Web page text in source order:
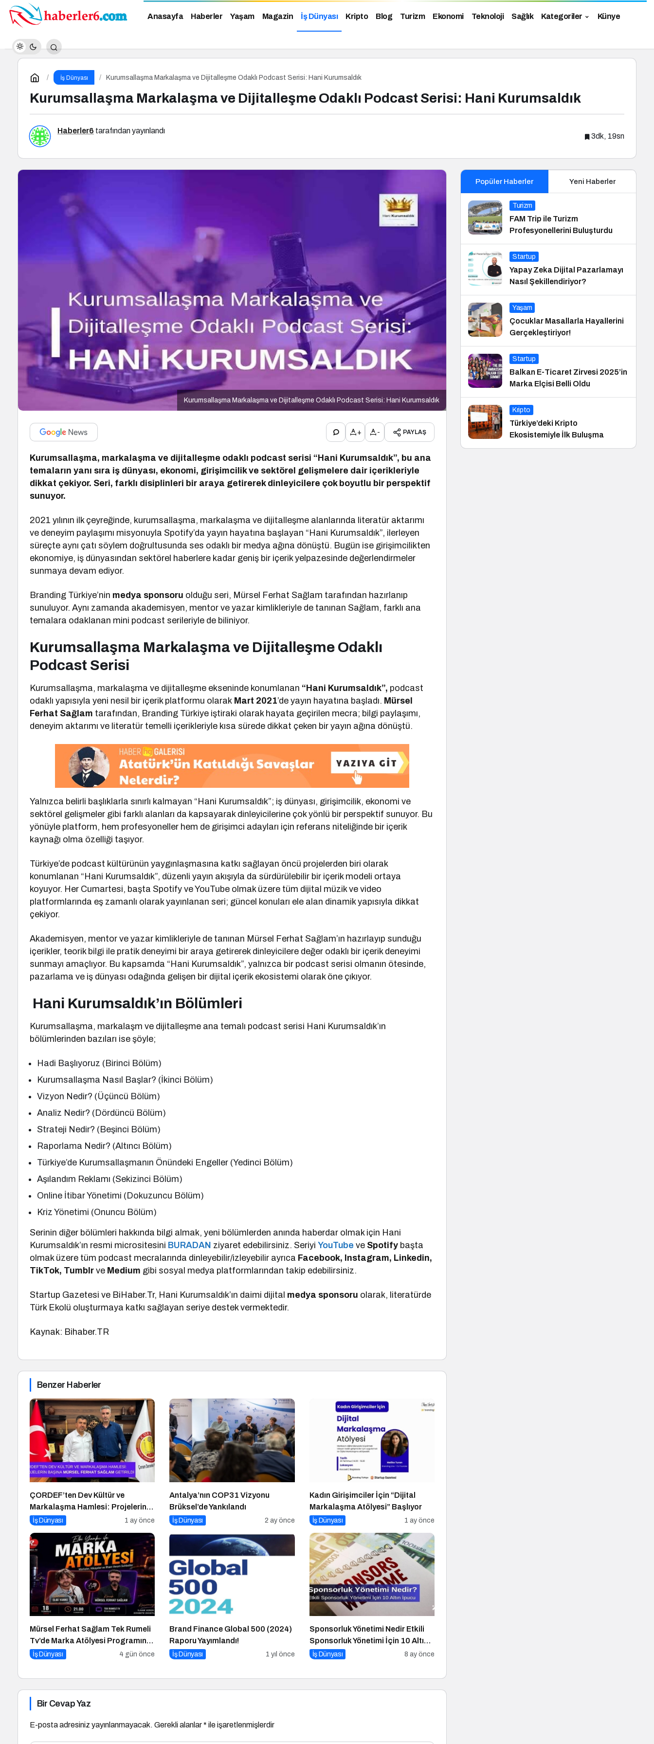
Anasayfa Haberler Yaşam Magazin İş Dünyası Kripto Blog Turizm Ekonomi Teknoloji Sağlık Kategoriler Künye
İş Dünyası Kurumsallaşma Markalaşma ve Dijitalleşme Odaklı Podcast Serisi: Hani Kurumsaldık
Kurumsallaşma Markalaşma ve Dijitalleşme Odaklı Podcast Serisi: Hani Kurumsaldık
Haberler6 tarafından yayınlandı
3dk, 19sn
Kurumsallaşma Markalaşma ve Dijitalleşme Odaklı Podcast Serisi: Hani Kurumsaldık
+ - PAYLAŞ
Kurumsallaşma, markalaşma ve dijitalleşme odaklı podcast serisi “Hani Kurumsaldık”, bu ana
temaların yanı sıra iş dünyası, ekonomi, girişimcilik ve sektörel gelişmelere dair içerikleriyle
dikkat çekiyor. Seri, farklı disiplinleri bir araya getirerek dinleyicilere çok boyutlu bir perspektif
sunuyor.
2021 yılının ilk çeyreğinde, kurumsallaşma, markalaşma ve dijitalleşme alanlarında literatür aktarımı
ve deneyim paylaşımı misyonuyla Spotify’da yayın hayatına başlayan “Hani Kurumsaldık”, ilerleyen
süreçte aynı çatı söylem doğrultusunda ses odaklı bir medya ağına dönüştü. Bugün ise girişimcilikten
ekonomiye, iş dünyasından sektörel haberlere kadar geniş bir içerik yelpazesinde değerlendirmeler
sunmaya devam ediyor.
Branding Türkiye’nin medya sponsoru olduğu seri, Mürsel Ferhat Sağlam tarafından hazırlanıp
sunuluyor. Aynı zamanda akademisyen, mentor ve yazar kimlikleriyle de tanınan Sağlam, farklı ana
temalara odaklanan mini podcast serileriyle de biliniyor.
Kurumsallaşma Markalaşma ve Dijitalleşme Odaklı
Podcast Serisi
Kurumsallaşma, markalaşma ve dijitalleşme ekseninde konumlanan “Hani Kurumsaldık”, podcast
odaklı yapısıyla yeni nesil bir içerik platformu olarak Mart 2021’de yayın hayatına başladı. Mürsel
Ferhat Sağlam tarafından, Branding Türkiye iştiraki olarak hayata geçirilen mecra; bilgi paylaşımı,
deneyim aktarımı ve literatür temelli içerikleriyle kısa sürede dikkat çeken bir yayın ağına dönüştü.
Yalnızca belirli başlıklarla sınırlı kalmayan “Hani Kurumsaldık”; iş dünyası, girişimcilik, ekonomi ve
sektörel gelişmeler gibi farklı alanları da kapsayarak dinleyicilerine çok yönlü bir perspektif sunuyor. Bu
yönüyle platform, hem profesyoneller hem de girişimci adayları için referans niteliğinde bir içerik
kaynağı olma özelliği taşıyor.
Türkiye’de podcast kültürünün yaygınlaşmasına katkı sağlayan öncü projelerden biri olarak
konumlanan “Hani Kurumsaldık”, düzenli yayın akışıyla da sürdürülebilir bir içerik modeli ortaya
koyuyor. Her Cumartesi, başta Spotify ve YouTube olmak üzere tüm dijital müzik ve video
platformlarında eş zamanlı olarak yayınlanan seri; güncel konuları ele alan dinamik yapısıyla dikkat
çekiyor.
Akademisyen, mentor ve yazar kimlikleriyle de tanınan Mürsel Ferhat Sağlam’ın hazırlayıp sunduğu
içerikler, teorik bilgi ile pratik deneyimi bir araya getirerek dinleyicilere değer odaklı bir içerik deneyimi
sunmayı amaçlıyor. Bu kapsamda “Hani Kurumsaldık”, yalnızca bir podcast serisi olmanın ötesinde,
pazarlama ve iş dünyası odağında gelişen bir dijital içerik ekosistemi olarak öne çıkıyor.
Hani Kurumsaldık’ın Bölümleri
Kurumsallaşma, markalaşm ve dijitalleşme ana temalı podcast serisi Hani Kurumsaldık’ın
bölümlerinden bazıları ise şöyle;
Hadi Başlıyoruz (Birinci Bölüm)
Kurumsallaşma Nasıl Başlar? (İkinci Bölüm)
Vizyon Nedir? (Üçüncü Bölüm)
Analiz Nedir? (Dördüncü Bölüm)
Strateji Nedir? (Beşinci Bölüm)
Raporlama Nedir? (Altıncı Bölüm)
Türkiye’de Kurumsallaşmanın Önündeki Engeller (Yedinci Bölüm)
Aşılandım Reklamı (Sekizinci Bölüm)
Online İtibar Yönetimi (Dokuzuncu Bölüm)
Kriz Yönetimi (Onuncu Bölüm)
Serinin diğer bölümleri hakkında bilgi almak, yeni bölümlerden anında haberdar olmak için Hani
Kurumsaldık’ın resmi micrositesini BURADAN ziyaret edebilirsiniz. SeriyiYouTube ve Spotify başta
olmak üzere tüm podcast mecralarında dinleyebilir/izleyebilir ayrıca Facebook, Instagram, Linkedin,
TikTok, Tumblrve Medium gibi sosyal medya platformlarından takip edebilirsiniz.
Startup Gazetesi ve BiHaber.Tr, Hani Kurumsaldık’ın daimi dijital medya sponsoru olarak, literatürde
Türk Ekolü oluşturmaya katkı sağlayan seriye destek vermektedir.
Kaynak: Bihaber.TR
Benzer Haberler
ÇORDEF’ten Dev Kültür ve
Markalaşma Hamlesi: Projelerin
Başına Mürsel Ferhat Sağlam
İş Dünyası 1 ay önce
Antalya’nın COP31 Vizyonu
Brüksel’de Yankılandı
İş Dünyası 2 ay önce
Kadın Girişimciler İçin “Dijital
Markalaşma Atölyesi” Başlıyor
İş Dünyası 1 ay önce
Mürsel Ferhat Sağlam Tek Rumeli
Tv’de Marka Atölyesi Programına
Konuk Oldu
İş Dünyası 4 gün önce
Brand Finance Global 500 (2024)
Raporu Yayımlandı!
İş Dünyası 1 yıl önce
Sponsorluk Yönetimi Nedir Etkili
Sponsorluk Yönetimi İçin 10 Altın
İpucu
İş Dünyası 8 ay önce
Bir Cevap Yaz
E-posta adresiniz yayınlanmayacak. Gerekli alanlar* ile işaretlenmişlerdir
Popüler Haberler Yeni Haberler
Turizm
FAM Trip ile Turizm
Profesyonellerini Buluşturdu
Startup
Yapay Zeka Dijital Pazarlamayı
Nasıl Şekillendiriyor?
Yaşam
Çocuklar Masallarla Hayallerini
Gerçekleştiriyor!
Startup
Balkan E-Ticaret Zirvesi 2025’in
Marka Elçisi Belli Oldu
Kripto
Türkiye’deki Kripto
Ekosistemiyle İlk Buluşma